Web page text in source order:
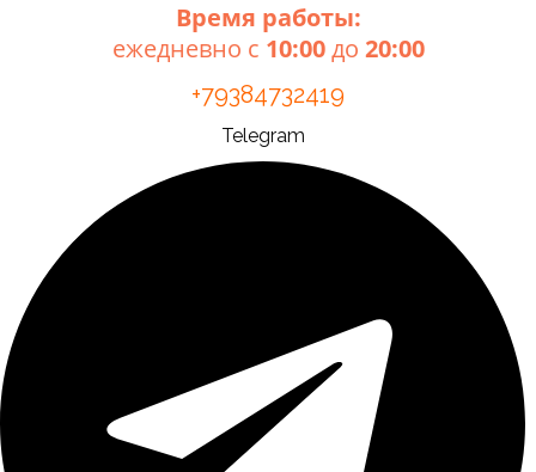
Время работы:
ежедневно с 10:00до 20:00
+79384732419
Telegram